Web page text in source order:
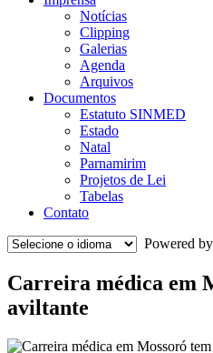
Notícias
Clipping
Galerias
Agenda
Arquivos
Documentos
Estatuto SINMED
Estado
Natal
Parnamirim
Projetos de Lei
Tabelas
Contato
Powered by
Carreira médica em
aviltante